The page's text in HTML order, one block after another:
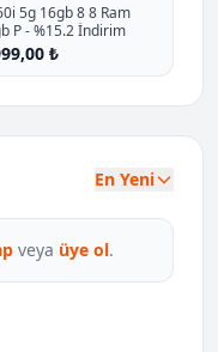
5g 16gb 8 8 Ram
P - %15.2 İndirim
₺
En Yeni
veya üye ol.